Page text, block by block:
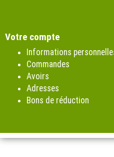
Votre compte
Informations
Commandes
Avoirs
Adresses
Bons de réduction